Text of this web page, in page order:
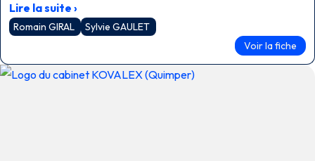
Lire la suite ›
Romain GIRAL
Sylvie GAULET
Voir la fiche